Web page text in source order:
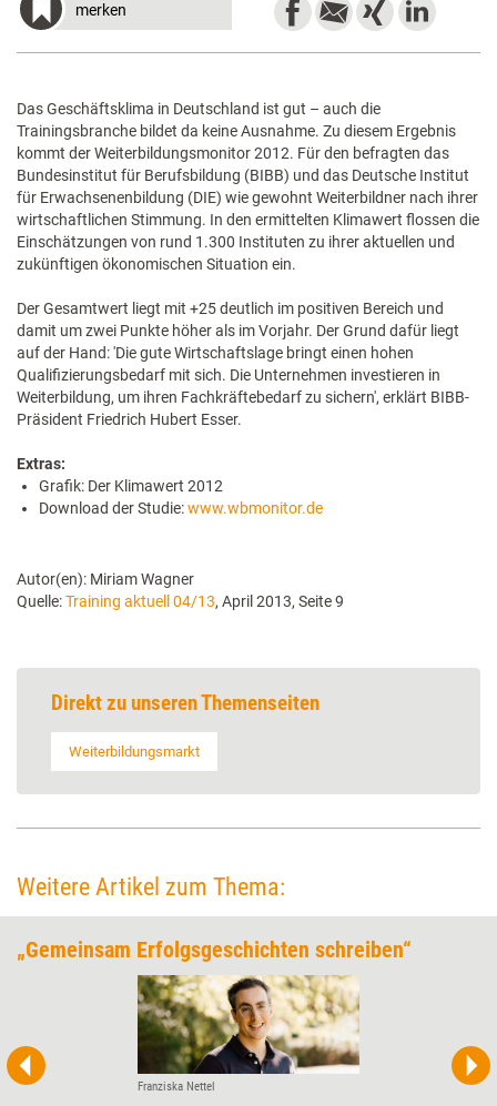
merken
Das Geschäftsklima in Deutschland ist gut – auch die
Trainingsbranche bildet da keine Ausnahme. Zu diesem Ergebnis
kommt der Weiterbildungsmonitor 2012. Für den befragten das
Bundesinstitut für Berufsbildung (BIBB) und das Deutsche Institut
für Erwachsenenbildung (DIE) wie gewohnt Weiterbildner nach ihrer
wirtschaftlichen Stimmung. In den ermittelten Klimawert flossen die
Einschätzungen von rund 1.300 Instituten zu ihrer aktuellen und
zukünftigen ökonomischen Situation ein.
Der Gesamtwert liegt mit +25 deutlich im positiven Bereich und
damit um zwei Punkte höher als im Vorjahr. Der Grund dafür liegt
auf der Hand: 'Die gute Wirtschaftslage bringt einen hohen
Qualifizierungsbedarf mit sich. Die Unternehmen investieren in
Weiterbildung, um ihren Fachkräftebedarf zu sichern', erklärt BIBB-
Präsident Friedrich Hubert Esser.
Extras:
Grafik: Der Klimawert 2012
Download der Studie:www.wbmonitor.de
Autor(en): Miriam Wagner
Quelle:Training aktuell 04/13, April 2013, Seite 9
Direkt zu unseren Themenseiten
Weiterbildungsmarkt
Weitere Artikel zum Thema:
„Gemeinsam Erfolgsgeschichten schreiben“
Franziska Nettel